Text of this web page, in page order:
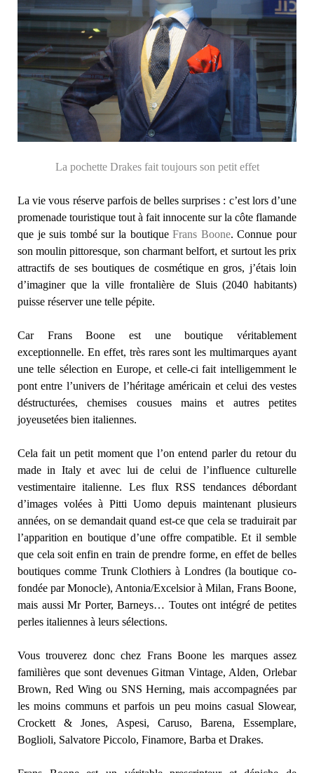
La pochette Drakes fait toujours son petit effet
La vie vous réserve parfois de belles surprises : c’est lors d’une
promenade touristique tout à fait innocente sur la côte flamande
que je suis tombé sur la boutiqueFrans Boone. Connue pour
son moulin pittoresque, son charmant belfort, et surtout les prix
attractifs de ses boutiques de cosmétique en gros, j’étais loin
d’imaginer que la ville frontalière de Sluis (2040 habitants)
puisse réserver une telle pépite.
Car Frans Boone est une boutique véritablement
exceptionnelle. En effet, très rares sont les multimarques ayant
une telle sélection en Europe, et celle-ci fait intelligemment le
pont entre l’univers de l’héritage américain et celui des vestes
déstructurées, chemises cousues mains et autres petites
joyeusetées bien italiennes.
Cela fait un petit moment que l’on entend parler du retour du
made in Italy et avec lui de celui de l’influence culturelle
vestimentaire italienne. Les flux RSS tendances débordant
d’images volées à Pitti Uomo depuis maintenant plusieurs
années, on se demandait quand est-ce que cela se traduirait par
l’apparition en boutique d’une offre compatible. Et il semble
que cela soit enfin en train de prendre forme, en effet de belles
boutiques comme Trunk Clothiers à Londres (la boutique co-
fondée par Monocle), Antonia/Excelsior à Milan, Frans Boone,
mais aussi Mr Porter, Barneys… Toutes ont intégré de petites
perles italiennes à leurs sélections.
Vous trouverez donc chez Frans Boone les marques assez
familières que sont devenues Gitman Vintage, Alden, Orlebar
Brown, Red Wing ou SNS Herning, mais accompagnées par
les moins communs et parfois un peu moins casual Slowear,
Crockett & Jones, Aspesi, Caruso, Barena, Essemplare,
Boglioli, Salvatore Piccolo, Finamore, Barba et Drakes.